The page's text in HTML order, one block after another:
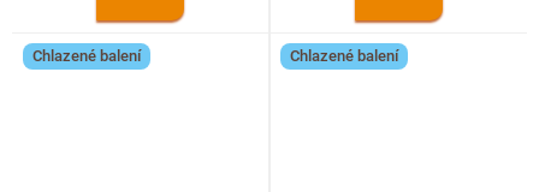
Chlazené balení Chlazené balení